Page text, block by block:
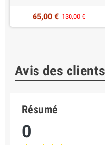
65,00 € 130,00 €
Avis des clients
Résumé
0